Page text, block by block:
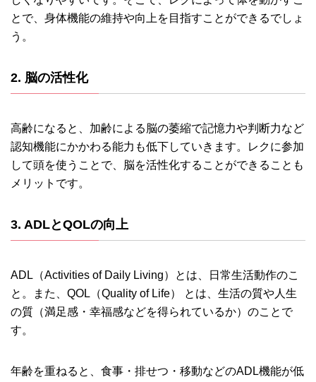
とで、身体機能の維持や向上を目指すことができるでしょ
う。
2. 脳の活性化
高齢になると、加齢による脳の萎縮で記憶力や判断力など
認知機能にかかわる能力も低下していきます。レクに参加
して頭を使うことで、脳を活性化することができることも
メリットです。
3. ADLとQOLの向上
ADL（Activities of Daily Living）とは、日常生活動作のこ
と。また、QOL（Quality of Life） とは、生活の質や人生
の質（満足感・幸福感などを得られているか）のことで
す。
年齢を重ねると、食事・排せつ・移動などのADL機能が低